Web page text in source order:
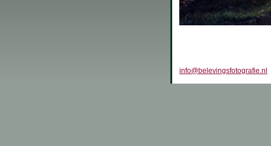
info@belevingsfotografie.nl